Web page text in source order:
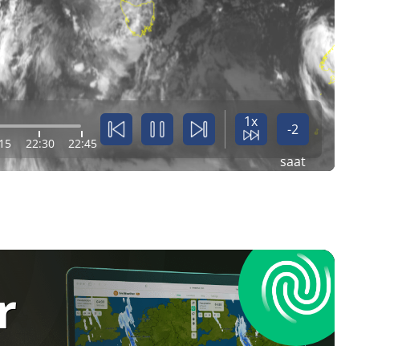
22:30 22:45
1x
-2
saat